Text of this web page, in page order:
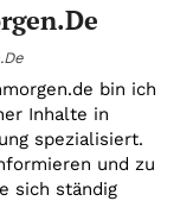
bin ich
Inhalte in
spezialisiert.
und zu
sich ständig